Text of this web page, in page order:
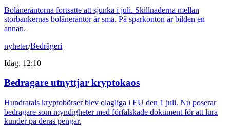
Bolåneräntorna fortsatte att sjunka i juli. Skillnaderna mellan
storbankernas bolåneräntor är små. På sparkonton är bilden en
annan.
nyheter/Bedrägeri
Idag, 12:10
Bedragare utnyttjar kryptokaos
Hundratals kryptobörser blev olagliga i EU den 1 juli. Nu poserar
bedragare som myndigheter med förfalskade dokument för att lura
kunder på deras pengar.